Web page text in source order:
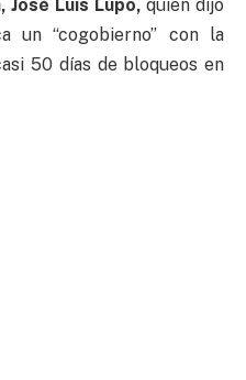
José Luis Lupo, quien dijo
un “cogobierno” con la
50 días de bloqueos en